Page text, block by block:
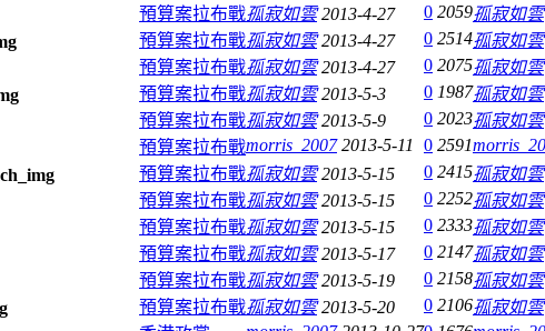
預算案拉布戰孤寂如雲 2013-4-27 0 2059孤寂如雲
預算案拉布戰孤寂如雲 2013-4-27 0 2514孤寂如雲
預算案拉布戰孤寂如雲 2013-4-27 0 2075孤寂如雲
預算案拉布戰孤寂如雲 2013-5-3 0 1987孤寂如雲
預算案拉布戰孤寂如雲 2013-5-9 0 2023孤寂如雲
預算案拉布戰morris_2007 2013-5-11 0 2591
預算案拉布戰孤寂如雲 2013-5-15 0 2415孤寂如雲
預算案拉布戰孤寂如雲 2013-5-15 0 2252孤寂如雲
預算案拉布戰孤寂如雲 2013-5-15 0 2333孤寂如雲
預算案拉布戰孤寂如雲 2013-5-17 0 2147孤寂如雲
預算案拉布戰孤寂如雲 2013-5-19 0 2158孤寂如雲
預算案拉布戰孤寂如雲 2013-5-20 0 2106孤寂如雲